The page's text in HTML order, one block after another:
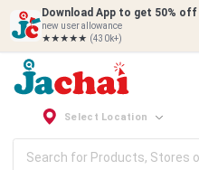
Download App to get 50% off
new user allowance
★★★★★ (430k+)
Select Location